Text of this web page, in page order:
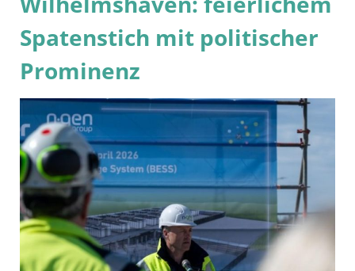
Spatenstich mit politischer
Prominenz